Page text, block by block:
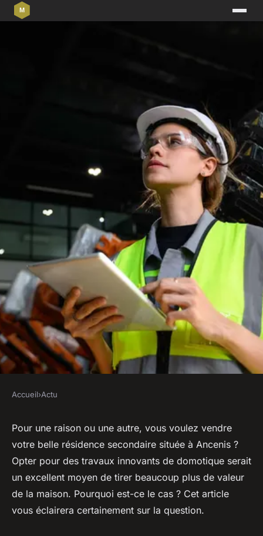
La domotique : un moyen
efficace d'ajouter de la valeur à
sa villa à Ancenis
diane •8 janvier 2024•2 min de lecture
Accueil›Actu
Pour une raison ou une autre, vous voulez vendre
votre belle résidence secondaire située à Ancenis ?
Opter pour des travaux innovants de domotique serait
un excellent moyen de tirer beaucoup plus de valeur
de la maison. Pourquoi est-ce le cas ? Cet article
vous éclairera certainement sur la question.